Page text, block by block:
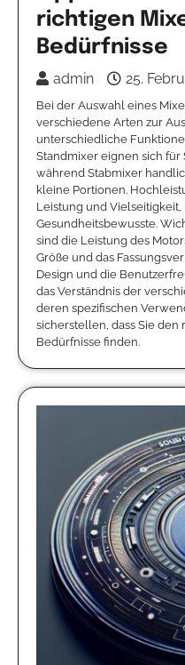
richtigen
Bedürfnisse
admin 25.
Bei der Auswahl eines
verschiedene Arten zur
unterschiedliche
Standmixer eignen sich für
während Stabmixer
kleine Portionen.
Leistung und
Gesundheitsbewusste.
sind die Leistung des
Größe und das
Design und die
das Verständnis der
deren spezifischen
sicherstellen, dass Sie den
Bedürfnisse finden.